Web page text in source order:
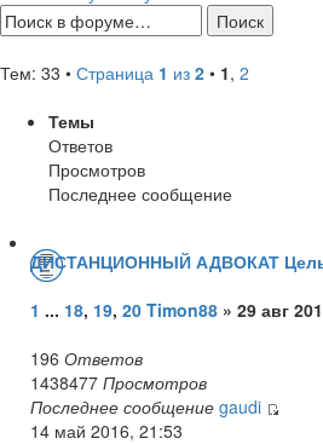
Тем: 33 • Страница 1 из 2 • 1, 2
Темы
Ответов
Просмотров
Последнее сообщение
ДИСТАНЦИОННЫЙ АДВОКАТ Цель
1 ... 18, 19, 20 Timon88 » 29 авг
196 Ответов
1438477 Просмотров
Последнее сообщение gaudi
14 май 2016, 21:53